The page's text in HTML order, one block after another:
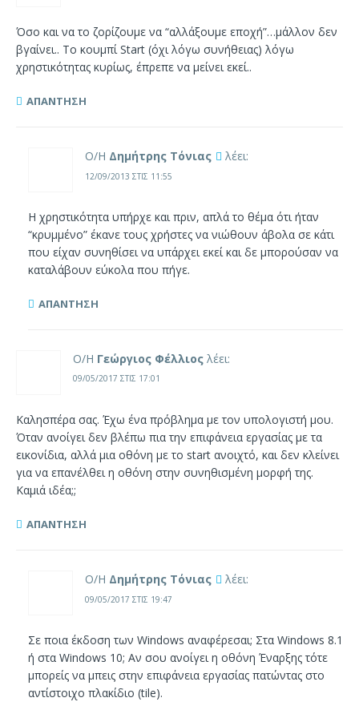
Όσο και να το ζορίζουμε να “αλλάξουμε εποχή”…μάλλον δεν
βγαίνει.. Το κουμπί Start (όχι λόγω συνήθειας) λόγω
χρηστικότητας κυρίως, έπρεπε να μείνει εκεί..
ΑΠΆΝΤΗΣΗ
Ο/Η Δημήτρης Τόνιας λέει:
12/09/2013 ΣΤΙΣ 11:55
Η χρηστικότητα υπήρχε και πριν, απλά το θέμα ότι ήταν
“κρυμμένο” έκανε τους χρήστες να νιώθουν άβολα σε κάτι
που είχαν συνηθίσει να υπάρχει εκεί και δε μπορούσαν να
καταλάβουν εύκολα που πήγε.
ΑΠΆΝΤΗΣΗ
Ο/Η Γεώργιος Φέλλιος λέει:
09/05/2017 ΣΤΙΣ 17:01
Καλησπέρα σας. Έχω ένα πρόβλημα με τον υπολογιστή μου.
Όταν ανοίγει δεν βλέπω πια την επιφάνεια εργασίας με τα
εικονίδια, αλλά μια οθόνη με το start ανοιχτό, και δεν κλείνει
για να επανέλθει η οθόνη στην συνηθισμένη μορφή της.
Καμιά ιδέα;;
ΑΠΆΝΤΗΣΗ
Ο/Η Δημήτρης Τόνιας λέει:
09/05/2017 ΣΤΙΣ 19:47
Σε ποια έκδοση των Windows αναφέρεσαι; Στα Windows 8.1
ή στα Windows 10; Αν σου ανοίγει η οθόνη Έναρξης τότε
μπορείς να μπεις στην επιφάνεια εργασίας πατώντας στο
αντίστοιχο πλακίδιο (tile).